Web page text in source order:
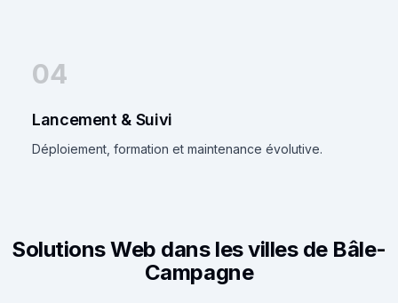
04
Lancement & Suivi
Déploiement, formation et maintenance évolutive.
Solutions Web dans les villes de Bâle-
Campagne